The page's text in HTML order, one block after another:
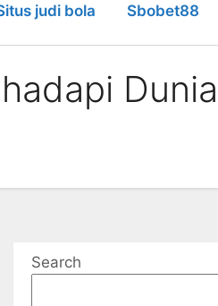
judi bola
Sbobet88
Dunia
Search